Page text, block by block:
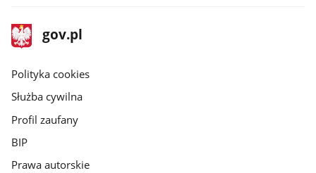
stopka
gov.pl
Strona
gov.pl
gov.pl
Polityka cookies
Służba cywilna
Profil zaufany
BIP
Prawa autorskie